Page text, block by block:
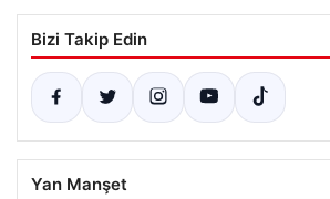
Bizi Takip Edin
Yan Manşet